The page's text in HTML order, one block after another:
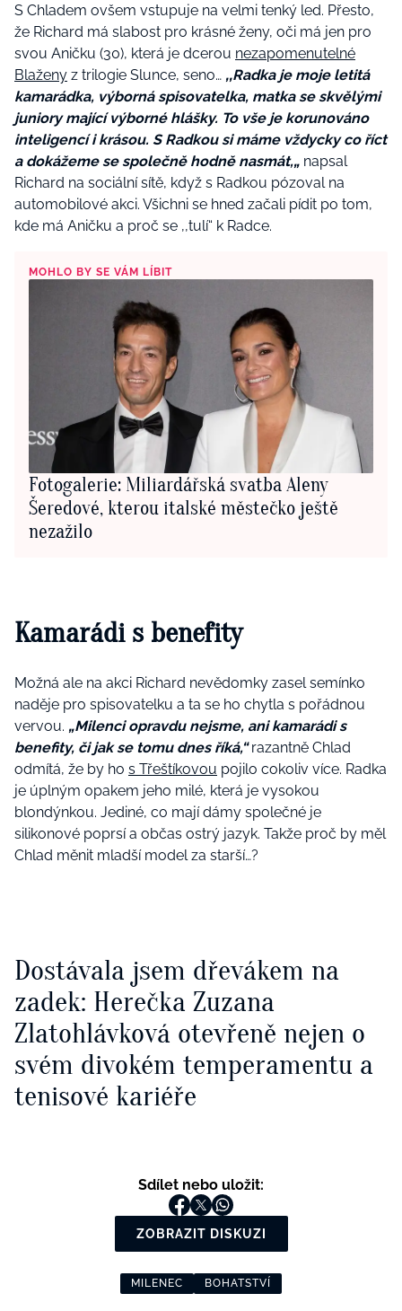
S Chladem ovšem vstupuje na velmi tenký led. Přesto,
že Richard má slabost pro krásné ženy, oči má jen pro
svou Aničku (30), která je dcerou nezapomenutelné
Blaženy z trilogie Slunce, seno… ‚‚Radka je moje letitá
kamarádka, výborná spisovatelka, matka se skvělými
juniory mající výborné hlášky. To vše je korunováno
inteligencí i krásou. S Radkou si máme vždycky co říct
a dokážeme se společně hodně nasmát,„ napsal
Richard na sociální sítě, když s Radkou pózoval na
automobilové akci. Všichni se hned začali pídit po tom,
kde má Aničku a proč se ‚‚tulí“ k Radce.
MOHLO BY SE VÁM LÍBIT
Fotogalerie: Miliardářská svatba Aleny
Šeredové, kterou italské městečko ještě
nezažilo
Kamarádi s benefity
Možná ale na akci Richard nevědomky zasel semínko
naděje pro spisovatelku a ta se ho chytla s pořádnou
vervou. „Milenci opravdu nejsme, ani kamarádi s
benefity, či jak se tomu dnes říká,“razantně Chlad
odmítá, že by ho s Třeštíkovou pojilo cokoliv více. Radka
je úplným opakem jeho milé, která je vysokou
blondýnkou. Jediné, co mají dámy společné je
silikonové poprsí a občas ostrý jazyk. Takže proč by měl
Chlad měnit mladší model za starší…?
Dostávala jsem dřevákem na
zadek: Herečka Zuzana
Zlatohlávková otevřeně nejen o
svém divokém temperamentu a
tenisové kariéře
Sdílet nebo uložit:
ZOBRAZIT DISKUZI
MILENEC BOHATSTVÍ